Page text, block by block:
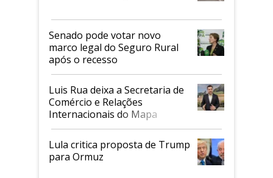
Senado pode votar novo
marco legal do Seguro Rural
após o recesso
Luis Rua deixa a Secretaria de
Comércio e Relações
Internacionais do Mapa
Lula critica proposta de Trump
para Ormuz